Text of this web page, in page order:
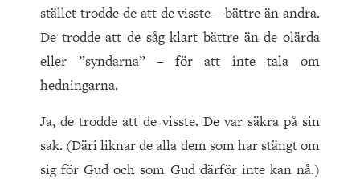
stället trodde de att de visste – bättre än andra.
De trodde att de såg klart bättre än de olärda
eller ”syndarna” – för att inte tala om
hedningarna.
Ja, de trodde att de visste. De var säkra på sin
sak. (Däri liknar de alla dem som har stängt om
sig för Gud och som Gud därför inte kan nå.)